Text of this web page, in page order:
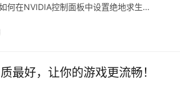
何在NVIDIA控制面板中设置绝地求生…
最好，让你的游戏更流畅！